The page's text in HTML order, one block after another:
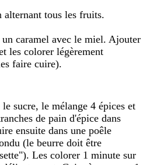
alternant tous les fruits.
caramel avec le miel. Ajouter
les colorer légèrement
faire cuire).
sucre, le mélange 4 épices et
de pain d'épice dans
ensuite dans une poêle
(le beurre doit être
Les colorer 1 minute sur